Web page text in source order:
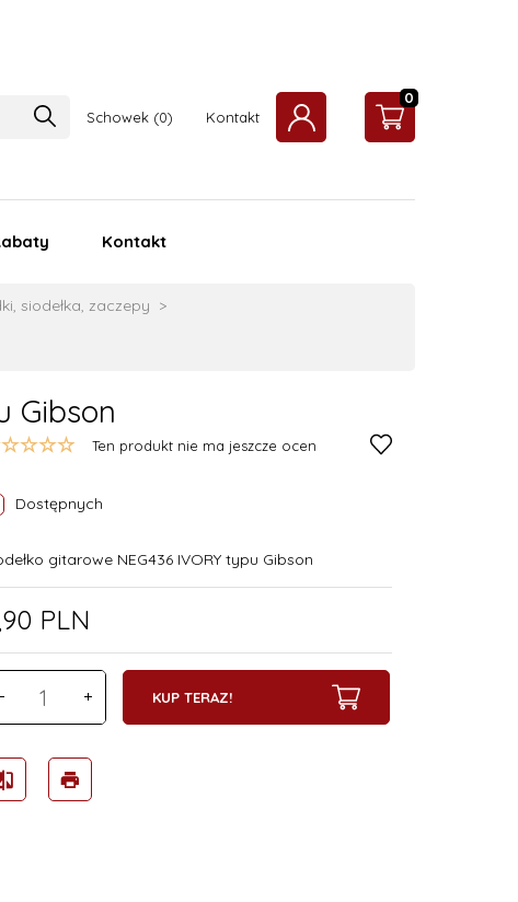
Schowek Kontakt
0
Kontakt
siodełka, zaczepy
Gibson
Ten produkt nie ma jeszcze ocen
Dostępnych
gitarowe NEG436 IVORY typu Gibson
90 PLN
KUP TERAZ!